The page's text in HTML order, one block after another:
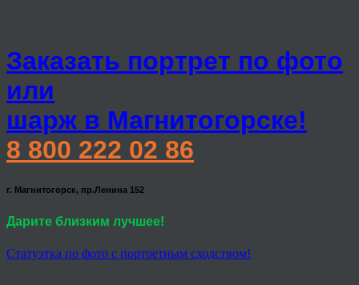
Заказать портрет по фото
или
шарж в Магнитогорске!
8 800 222 02 86
г. Магнитогорск, пр.Ленина 152
Дарите близким лучшее!
Статуэтка по фото с портретным сходством!